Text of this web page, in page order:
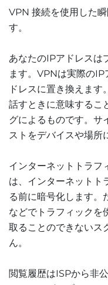
VPN 接続を使用した
す。
あなたのIPアドレスは
ます。VPNは実際の
ドレスに置き換えま
話すときに意味するこ
グによるものです。サ
ストをデバイスや場所
インターネットトラフ
は、インターネットト
る前に暗号化します。
などでトラフィックを
取ることのできないス
ん。
閲覧履歴はISPから非